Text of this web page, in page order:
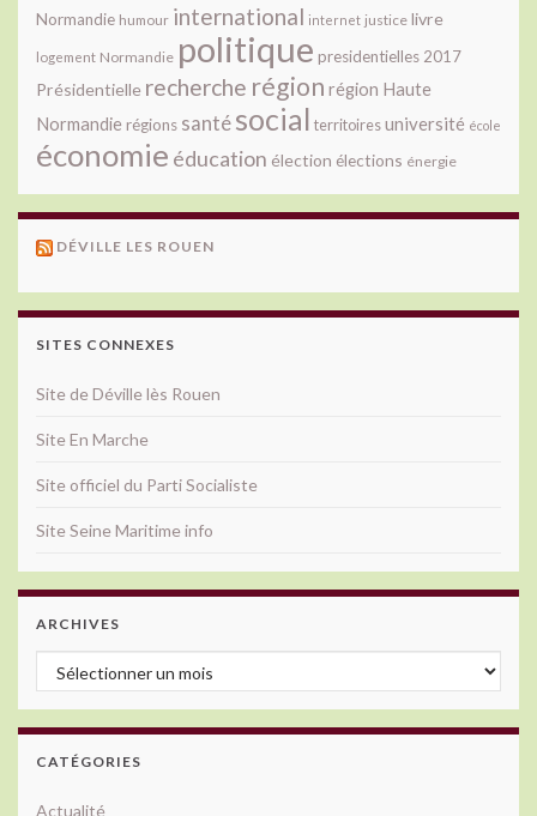
Normandie humour international internet justice livre
logement Normandie politique presidentielles 2017
Présidentielle recherche région région Haute
Normandie régions santésocial territoiresuniversité école
économie éducation élection élections énergie
DÉVILLE LES ROUEN
SITES CONNEXES
Site de Déville lès Rouen
Site En Marche
Site officiel du Parti Socialiste
Site Seine Maritime info
ARCHIVES
Archives
CATÉGORIES
Actualité